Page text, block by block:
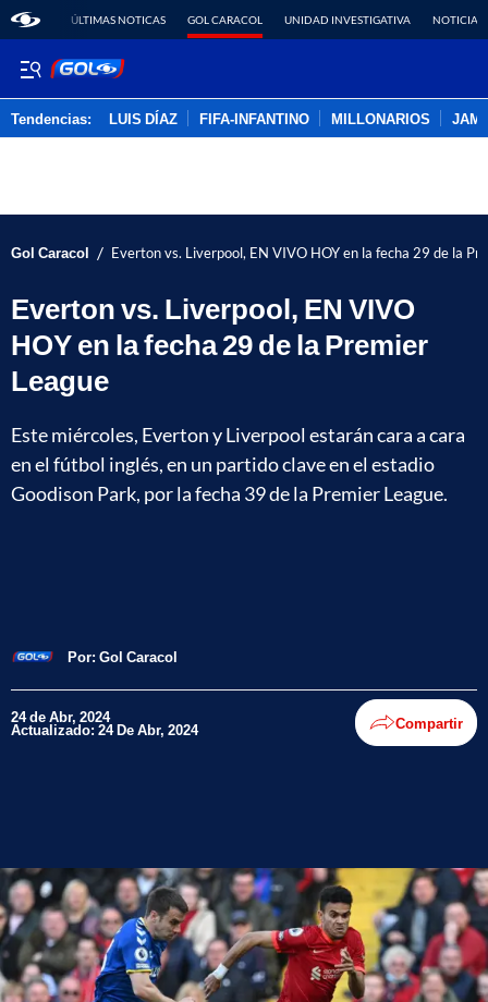
ÚLTIMAS NOTICAS GOL CARACOL UNIDAD INVESTIGATIVA NOTICIAS
Tendencias: LUIS DÍAZ FIFA-INFANTINO MILLONARIOS
Gol Caracol / Everton vs. Liverpool, EN VIVO HOY en la fecha 29 de la
Everton vs. Liverpool, EN VIVO
HOY en la fecha 29 de la Premier
League
Este miércoles, Everton y Liverpool estarán cara a cara
en el fútbol inglés, en un partido clave en el estadio
Goodison Park, por la fecha 39 de la Premier League.
Por: Gol Caracol
24 de Abr, 2024
Actualizado: 24 De Abr, 2024 Compartir